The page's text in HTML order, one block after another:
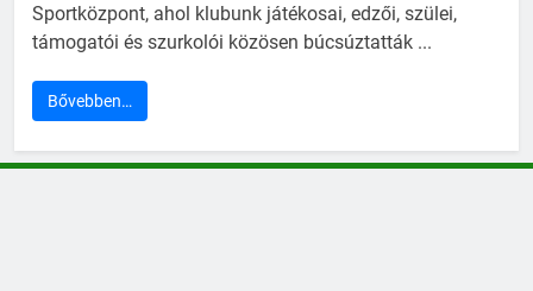
Sportközpont, ahol klubunk játékosai, edzői, szülei,
támogatói és szurkolói közösen búcsúztatták ...
Bővebben…